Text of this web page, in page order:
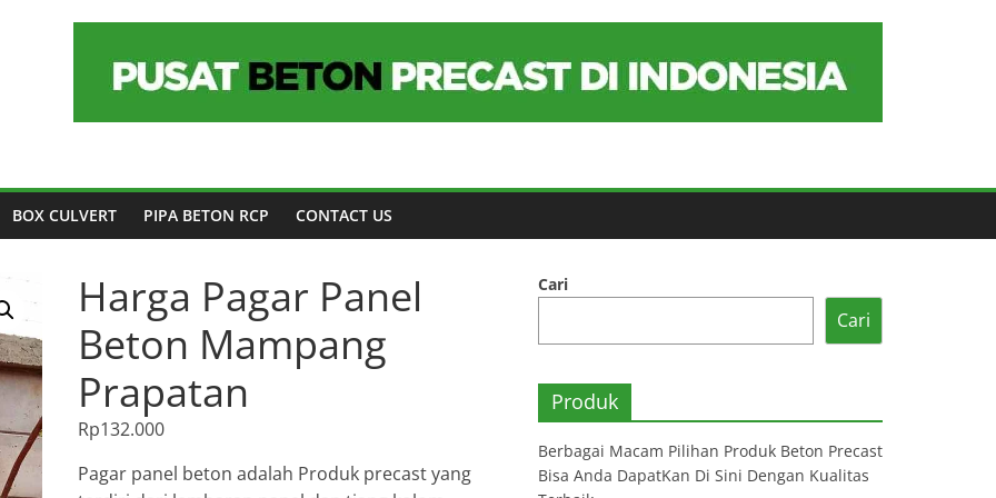
BOX CULVERT PIPA BETON RCP CONTACT US
Harga Pagar Panel
Beton Mampang
Prapatan
Rp132.000
Pagar panel beton adalah Produk precast yang
Cari
Cari
Produk
Berbagai Macam Pilihan Produk Beton Precast
Bisa Anda DapatKan Di Sini Dengan Kualitas